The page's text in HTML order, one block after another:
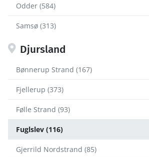
Odder (584)
Samsø (313)
Djursland
Bønnerup Strand (167)
Fjellerup (373)
Følle Strand (93)
Fuglslev (116)
Gjerrild Nordstrand (85)